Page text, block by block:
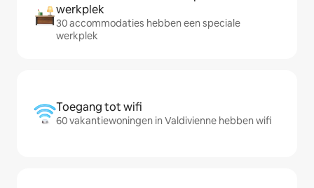
werkplek
30 accommodaties hebben een speciale
werkplek
Toegang tot wifi
60 vakantiewoningen in Valdivienne hebben wifi